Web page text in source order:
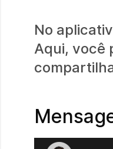
No
Aqui, você